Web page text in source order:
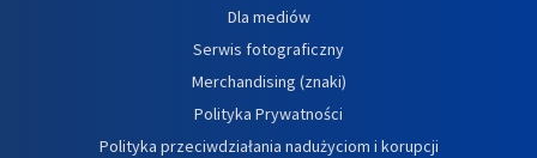
Dla mediów
Serwis fotograficzny
Merchandising (znaki)
Polityka Prywatności
Polityka przeciwdziałania nadużyciom i korupcji